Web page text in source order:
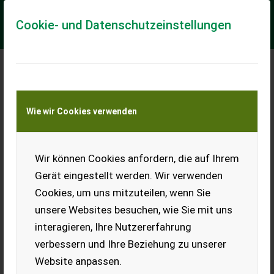
Cookie- und Datenschutzeinstellungen
Wie wir Cookies verwenden
Wir können Cookies anfordern, die auf Ihrem
Gerät eingestellt werden. Wir verwenden
Cookies, um uns mitzuteilen, wenn Sie
unsere Websites besuchen, wie Sie mit uns
interagieren, Ihre Nutzererfahrung
verbessern und Ihre Beziehung zu unserer
Website anpassen.
Meine Transportkostenanfrage
Transport von Land- und Baumaschinen –
KEINE Tiertransporte
Fendt 939 Vario Profi
gefederte Vorderachse, pneumatische Kabinenfederung,
Druckluftanlage 2 Kreis, 5 x Dw Steuergeräte, automatische
Anhängekupplung, Zugpendel, 2 x 600...
EUR 94.605 inkl. 19% MwSt